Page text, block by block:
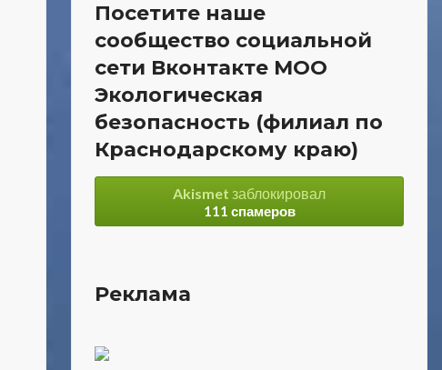
Посетите наше
сообщество социальной
сети Вконтакте МОО
Экологическая
безопасность (филиал по
Краснодарскому краю)
Akismet заблокировал
111 спамеров
Реклама